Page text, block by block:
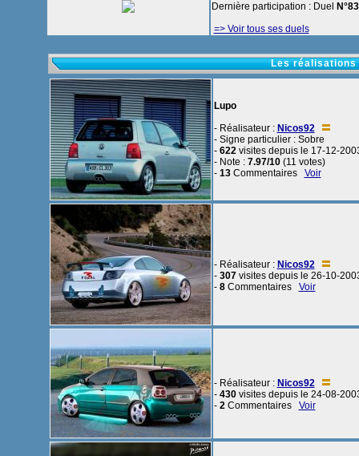
Dernière participation : Duel
=> Voir tous ses duels
Les réalisations
Lupo
- Réalisateur : Nicos92
- Signe particulier : Sobre
- 622visites depuis le 17-12-
- Note : 7.97/10(11 votes)
- 13Commentaires Voir
- Réalisateur : Nicos92
- 307visites depuis le 26-10-
- 8Commentaires Voir
- Réalisateur : Nicos92
- 430visites depuis le 24-08-
- 2Commentaires Voir